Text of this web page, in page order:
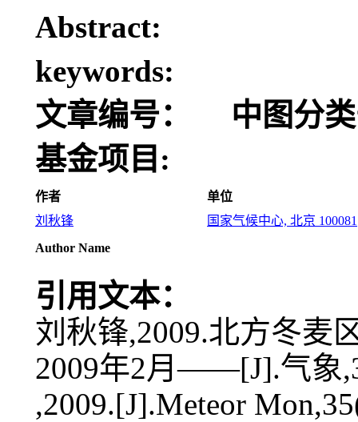
Abstract:
keywords:
文章编号：
中图分
基金项目:
作者
单位
刘秋锋
国家气候中心, 北京 100081
Author Name
引用文本：
刘秋锋,2009.北方冬
2009年2月——[J].气象
,2009.[J].Meteor